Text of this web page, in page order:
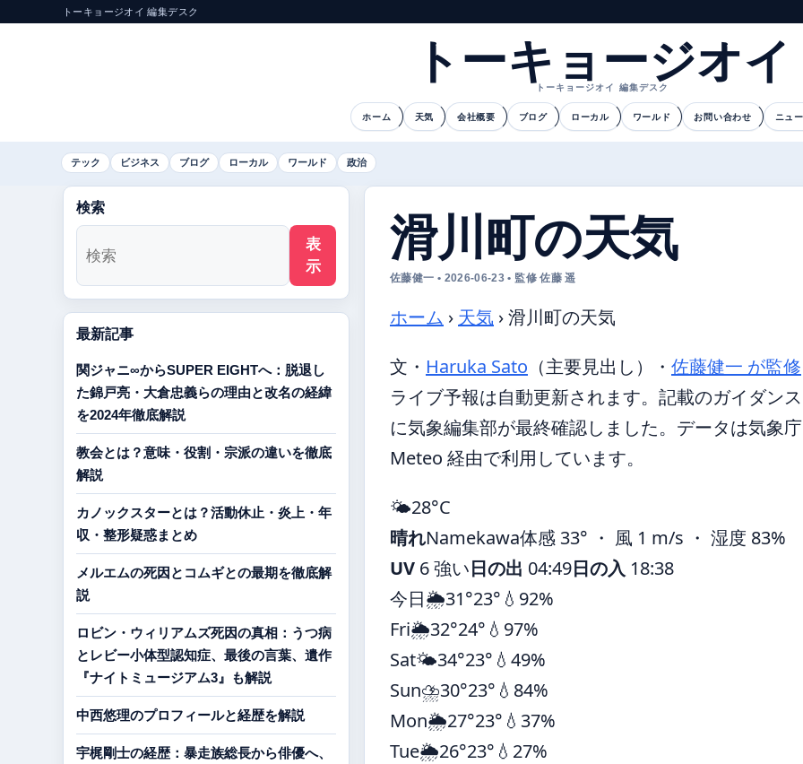
トーキョージオイ 編集デスク
トーキョージオイ
トーキョージオイ 編集デスク
ホーム 天気 会社概要 ブログ ローカル ワールド お問い合わせ ニュ
テック ビジネス ブログ ローカル ワールド 政治
滑川町の天気
佐藤健一 • 2026-06-23 • 監修 佐藤 遥
ホーム › 天気 ›滑川町の天気
文・ Haruka Sato （主要見出し） ・ 佐藤健一 が監修
ライブ予報は自動更新されます。記載のガイダン
に気象編集部が最終確認しました。データは気象
Meteo 経由で利用しています。
🌤️28°C
晴れNamekawa体感 33° ・ 風 1 m/s ・ 湿度 83%
UV 6 強い日の出 04:49日の入 18:38
今日🌦️31°23° 💧92%
Fri🌦️32°24° 💧97%
Sat🌤️34°23° 💧49%
Sun⛈️30°23° 💧84%
Mon🌦️27°23° 💧37%
Tue🌦️26°23° 💧27%
検索
表
示
最新記事
関ジャニ∞からSUPER EIGHTへ：脱退し
た錦戸亮・大倉忠義らの理由と改名の経緯
を2024年徹底解説
教会とは？意味・役割・宗派の違いを徹底
解説
カノックスターとは？活動休止・炎上・年
収・整形疑惑まとめ
メルエムの死因とコムギとの最期を徹底解
説
ロビン・ウィリアムズ死因の真相：うつ病
とレビー小体型認知症、最後の言葉、遺作
『ナイトミュージアム3』も解説
中西悠理のプロフィールと経歴を解説
宇梶剛士の経歴：暴走族総長から俳優へ、